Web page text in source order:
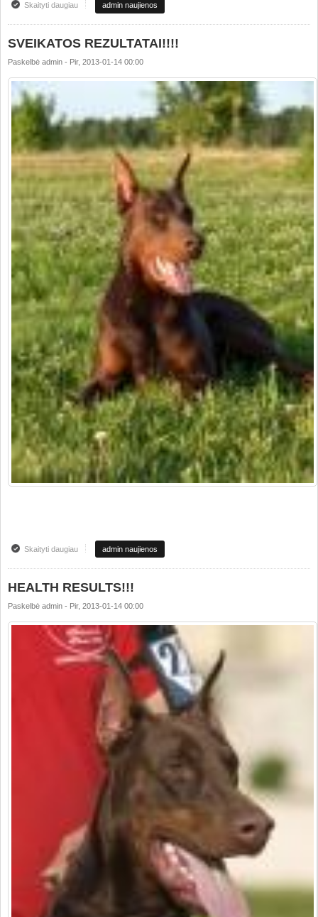
Skaityti daugiauapie LIETUVOS TOP Šuns rinkimai !!!
admin naujienos
SVEIKATOS REZULTATAI!!!!
Paskelbė admin - Pir, 2013-01-14 00:00
Skaityti daugiauapie SVEIKATOS REZULTATAI!!!!
admin naujienos
HEALTH RESULTS!!!
Paskelbė admin - Pir, 2013-01-14 00:00